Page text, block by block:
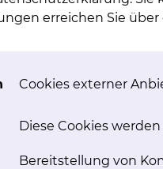
erreichen Sie
Cookies externer
Diese Cookies
Bereitstellung von